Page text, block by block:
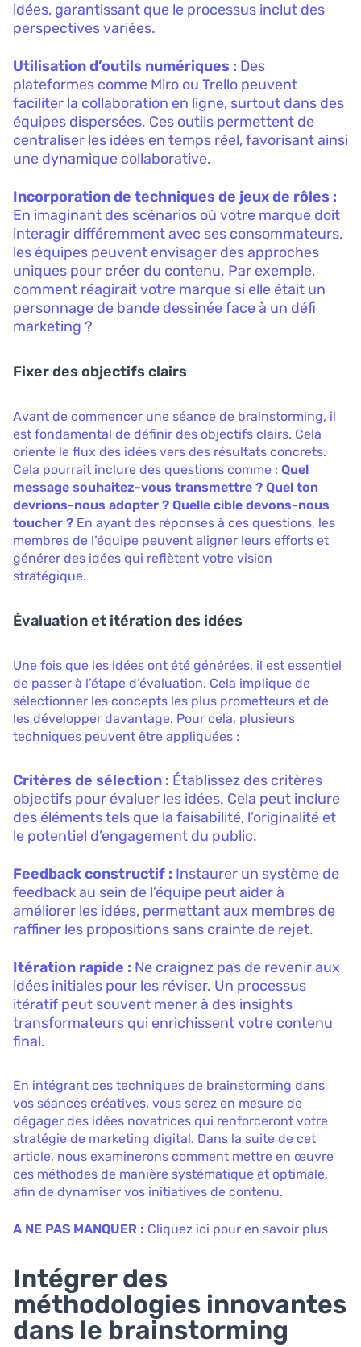
idées, garantissant que le processus inclut des
perspectives variées.
Utilisation d’outils numériques : Des
plateformes comme Miro ou Trello peuvent
faciliter la collaboration en ligne, surtout dans des
équipes dispersées. Ces outils permettent de
centraliser les idées en temps réel, favorisant ainsi
une dynamique collaborative.
Incorporation de techniques de jeux de rôles :
En imaginant des scénarios où votre marque doit
interagir différemment avec ses consommateurs,
les équipes peuvent envisager des approches
uniques pour créer du contenu. Par exemple,
comment réagirait votre marque si elle était un
personnage de bande dessinée face à un défi
marketing ?
Fixer des objectifs clairs
Avant de commencer une séance de brainstorming, il
est fondamental de définir des objectifs clairs. Cela
oriente le flux des idées vers des résultats concrets.
Cela pourrait inclure des questions comme : Quel
message souhaitez-vous transmettre ? Quel ton
devrions-nous adopter ? Quelle cible devons-nous
toucher ? En ayant des réponses à ces questions, les
membres de l’équipe peuvent aligner leurs efforts et
générer des idées qui reflètent votre vision
stratégique.
Évaluation et itération des idées
Une fois que les idées ont été générées, il est essentiel
de passer à l’étape d’évaluation. Cela implique de
sélectionner les concepts les plus prometteurs et de
les développer davantage. Pour cela, plusieurs
techniques peuvent être appliquées :
Critères de sélection : Établissez des critères
objectifs pour évaluer les idées. Cela peut inclure
des éléments tels que la faisabilité, l’originalité et
le potentiel d’engagement du public.
Feedback constructif : Instaurer un système de
feedback au sein de l’équipe peut aider à
améliorer les idées, permettant aux membres de
raffiner les propositions sans crainte de rejet.
Itération rapide : Ne craignez pas de revenir aux
idées initiales pour les réviser. Un processus
itératif peut souvent mener à des insights
transformateurs qui enrichissent votre contenu
final.
En intégrant ces techniques de brainstorming dans
vos séances créatives, vous serez en mesure de
dégager des idées novatrices qui renforceront votre
stratégie de marketing digital. Dans la suite de cet
article, nous examinerons comment mettre en œuvre
ces méthodes de manière systématique et optimale,
afin de dynamiser vos initiatives de contenu.
A NE PAS MANQUER : Cliquez ici pour en savoir plus
Intégrer des
méthodologies innovantes
dans le brainstorming